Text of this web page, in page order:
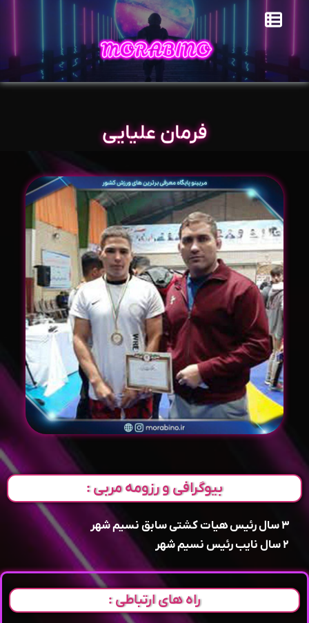
فرمان علیایی
بیوگرافی و رزومه مربی :
۳ سال رئیس هیات کشتی سابق نسیم شهر
۲ سال نایب رئیس نسیم شهر
راه های ارتباطی :